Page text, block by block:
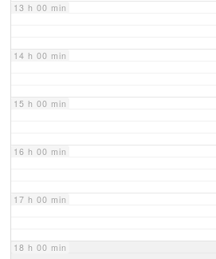
13 h 00 min
14 h 00 min
15 h 00 min
16 h 00 min
17 h 00 min
18 h 00 min